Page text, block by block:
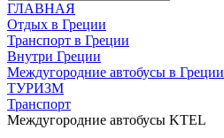
ГЛАВНАЯ
Отдых в Греции
Транспорт в Греции
Внутри Греции
Междугородние автобусы в Греции
ТУРИЗМ
Транспорт
Междугородние автобусы KTEL